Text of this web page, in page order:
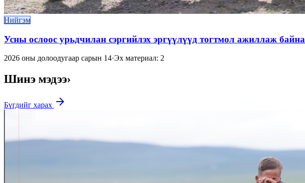
Нийгэм
Усны ослоос урьдчилан сэргийлэх эргүүлүүд тогтмол ажиллаж байна
2026 оны долоодугаар сарын 14·Эх материал: 2
Шинэ мэдээ›
Бүгдийг харах